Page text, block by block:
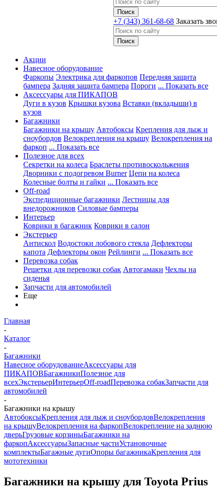
+7 (343) 361-68-68 Заказать
Акции
Навесное оборудование
Фаркопы Электрика для фаркопов Передняя защита
бампера Задняя защита бампера Пороги ... Показать все
Аксессуары для ПИКАПОВ
Дуги в кузов Крышки кузова Вставки (вкладыши) в
кузов
Багажники
Багажники на крышу Автобоксы Крепления для лыж и
сноубордов Велокрепления на крышу Велокрепления на
фаркоп ... Показать все
Полезное для всех
Секретки на колеса Браслеты противоскольжения
Дворники с подогревом Burner Цепи на колеса
Колесные болты и гайки ... Показать все
Off-road
Экспедиционные багажники Лестницы для
внедорожников Силовые бамперы
Интерьер
Коврики в багажник Коврики в салон
Экстерьер
Антискол Водостоки лобового стекла Дефлекторы
капота Дефлекторы окон Рейлинги ... Показать все
Перевозка собак
Решетки для перевозки собак Автогамаки Чехлы на
сиденья
Запчасти для автомобилей
Еще
Главная
-
Каталог
-
Багажники
Навесное оборудованиеАксессуары для
ПИКАПОВБагажникиПолезное для
всехЭкстерьерИнтерьерOff-roadПеревозка собакЗапчасти для
автомобилей
-
Багажники на крышу
АвтобоксыКрепления для лыж и сноубордовВелокрепления
на крышуВелокрепления на фаркопВелокрепление на заднюю
дверьГрузовые корзиныБагажники на
фаркопАксессуарыЗапасные частиУстановочные
комплектыБагажные дугиОпоры багажникаКрепления для
мототехники
Багажники на крышу для Toyota Prius